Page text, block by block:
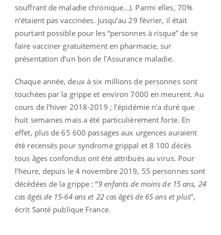
souffrant de maladie chronique…). Parmi elles, 70%
n’étaient pas vaccinées. Jusqu’au 29 février, il était
pourtant possible pour les “personnes à risque” de se
faire vacciner gratuitement en pharmacie, sur
présentation d’un bon de l’Assurance maladie.
Chaque année, deux à six millions de personnes sont
touchées par la grippe et environ 7000 en meurent. Au
cours de l’hiver 2018-2019 ; l’épidémie n’a duré que
huit semaines mais a été particulièrement forte. En
effet, plus de 65 600 passages aux urgences auraient
été recensés pour syndrome grippal et 8 100 décès
tous âges confondus ont été attribués au virus. Pour
l’heure, depuis le 4 novembre 2019, 55 personnes sont
décédées de la grippe : “9 enfants de moins de 15 ans, 24
cas âgés de 15-64 ans et 22 cas âgés de 65 ans et plus”,
écrit Santé publique France.